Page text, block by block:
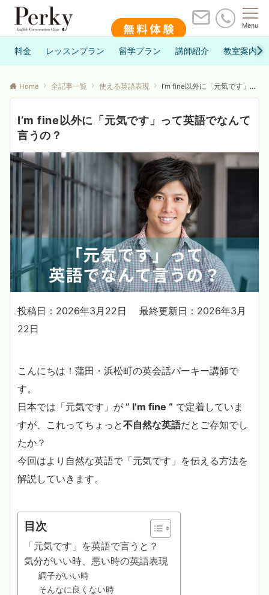
Menu
料金 レッスンプラン 留学プラン 講師紹介 教室案内
Home 全記事一覧 使える英語表現 I’m fine以外に「元気です」って英語でなんて言うの？
I’m fine以外に「元気です」って英語でなんて
言うの？
投稿日：2026年3月22日
最終更新日：2026年3月
22日
こんにちは！蒲田・浜松町の英会話パーキー講師で
す。
日本では「元気です」が ” I’m fine “ で定着していま
すが、これってちょっと不自然な英語だとご存知でし
たか？
今回はより自然な英語で「元気です」を伝える方法を
解説していきます。
目次
「元気です」を英語で言うと？
気分がいい時、悪い時の英語表現
調子がいい時
そんなに良くない時